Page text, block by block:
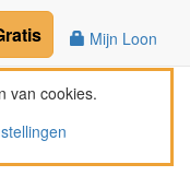
Mijn Loon
van cookies.